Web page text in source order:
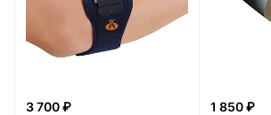
3 700 ₽ 1 850 ₽